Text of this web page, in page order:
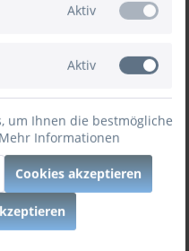
Aktiv
Aktiv
um Ihnen die bestmögliche
Mehr Informationen
Cookies akzeptieren